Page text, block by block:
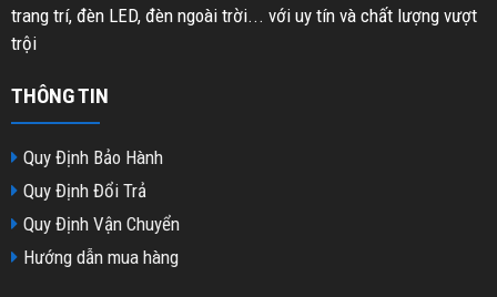
trang trí, đèn LED, đèn ngoài trời... với uy tín và chất lượng vượt
trội
THÔNG TIN
Quy Định Bảo Hành
Quy Định Đổi Trả
Quy Định Vận Chuyển
Hướng dẫn mua hàng